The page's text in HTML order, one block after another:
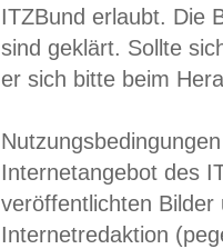
ITZBund erlaubt. Die
sind geklärt. Sollte
er sich bitte beim
Internetangebot des
veröffentlichten
Internetredaktion